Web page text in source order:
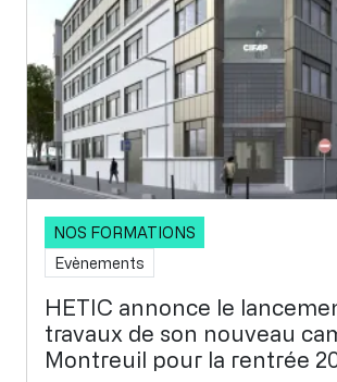
NOS FORMATIONS
Evènements
HETIC annonce le
travaux de son nouveau
Montreuil pour la rentrée